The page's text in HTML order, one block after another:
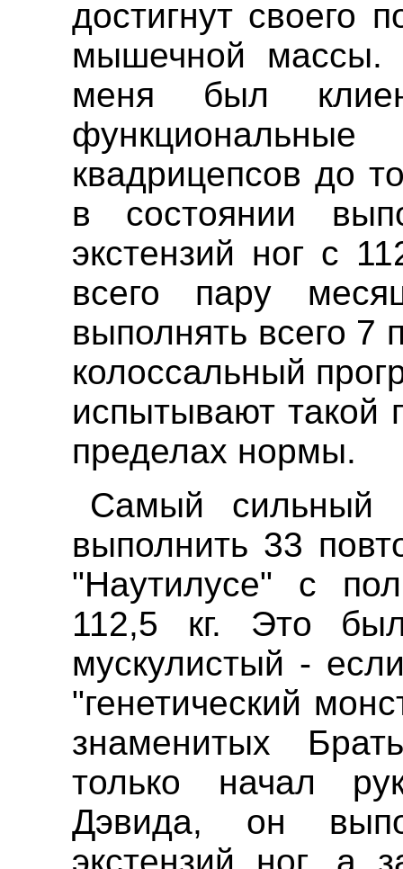
достигнут своего
мышечной массы.
меня был
квадрицепсов до
в состоянии
экстензий ног с
всего пару
выполнять всего 7
колоссальный
испытывают такой
пределах нормы.
Самый сильный
выполнить 33
"Наутилусе" с
112,5 кг. Это
мускулистый -
"генетический
знаменитых
только начал
Дэвида, он